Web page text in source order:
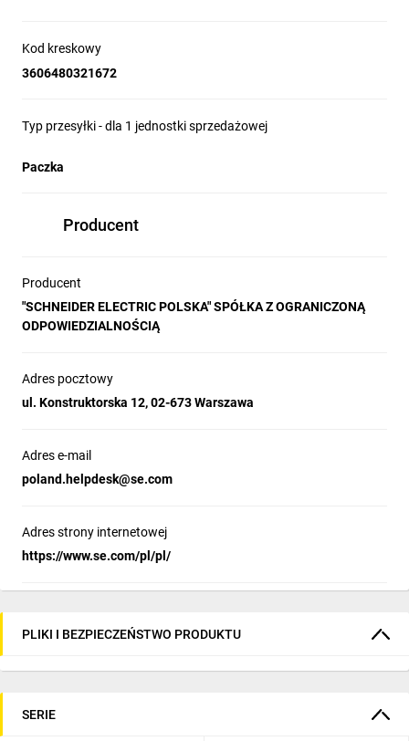
Kod kreskowy
3606480321672
Typ przesyłki - dla 1 jednostki sprzedażowej
Paczka
Producent
Producent
"SCHNEIDER ELECTRIC POLSKA" SPÓŁKA Z OGRANICZONĄ
ODPOWIEDZIALNOŚCIĄ
Adres pocztowy
ul. Konstruktorska 12, 02-673 Warszawa
Adres e-mail
poland.helpdesk@se.com
Adres strony internetowej
https://www.se.com/pl/pl/
PLIKI I BEZPIECZEŃSTWO PRODUKTU
SERIE